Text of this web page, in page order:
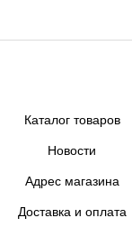
Каталог товаров
Новости
Адрес магазина
Доставка и оплата